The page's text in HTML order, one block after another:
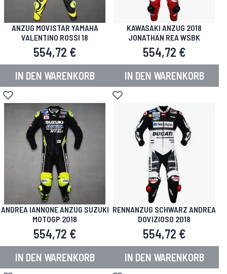
ANZUG MOVISTAR YAMAHA
VALENTINO ROSSI 18
554,72 €
IN DEN WARENKORB
Zur Wunschliste hinzufügen
KAWASAKI ANZUG 2018
JONATHAN REA WSBK
554,72 €
IN DEN WARENKORB
Zur Wunschliste hinzufügen
ANDREA IANNONE ANZUG SUZUKI
MOTOGP 2018
554,72 €
IN DEN WARENKORB
RENNANZUG SCHWARZ ANDREA
DOVIZIOSO 2018
554,72 €
IN DEN WARENKORB